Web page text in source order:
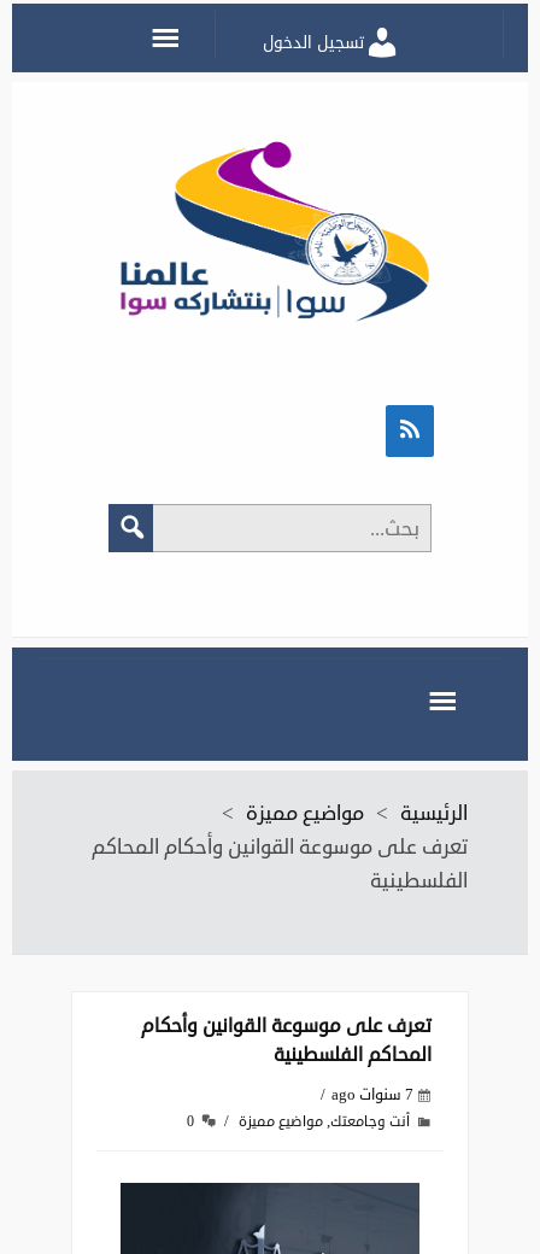
تسجيل الدخول
الرئيسية > مواضيع مميزة >
تعرف على موسوعة القوانين وأحكام المحاكم
الفلسطينية
تعرف على موسوعة القوانين وأحكام
المحاكم الفلسطينية
7 سنوات ago
أنت وجامعتك,مواضيع مميزة 0